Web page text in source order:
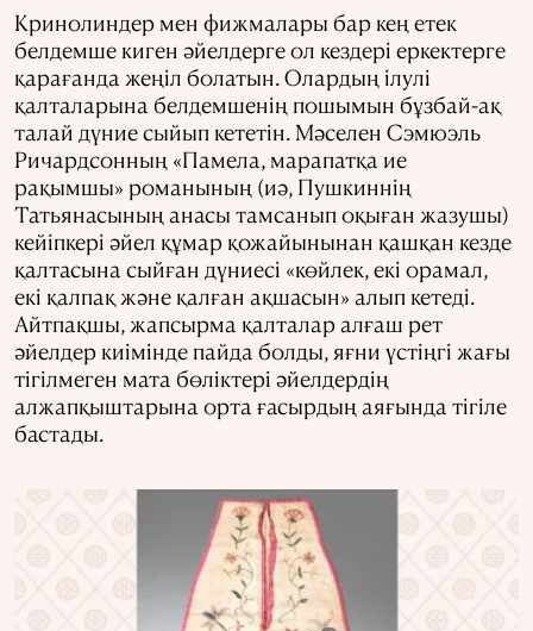
Кринолиндер мен фижмалары бар кең етек
белдемше киген әйелдерге ол кездері еркектерге
қарағанда жеңіл болатын. Олардың ілулі
қалталарына белдемшенің пошымын бұзбай-ақ
талай дүние сыйып кететін. Мәселен Сэмюэль
Ричардсонның «Памела, марапатқа ие
рақымшы» романының (иә, Пушкиннің
Татьянасының анасы тамсанып оқыған жазушы)
кейіпкері әйел құмар қожайынынан қашқан кезде
қалтасына сыйған дүниесі «көйлек, екі орамал,
екі қалпақ және қалған ақшасын» алып кетеді.
Айтпақшы, жапсырма қалталар алғаш рет
әйелдер киімінде пайда болды, яғни үстіңгі жағы
тігілмеген мата бөліктері әйелдердің
алжапқыштарына орта ғасырдың аяғында тігіле
бастады.